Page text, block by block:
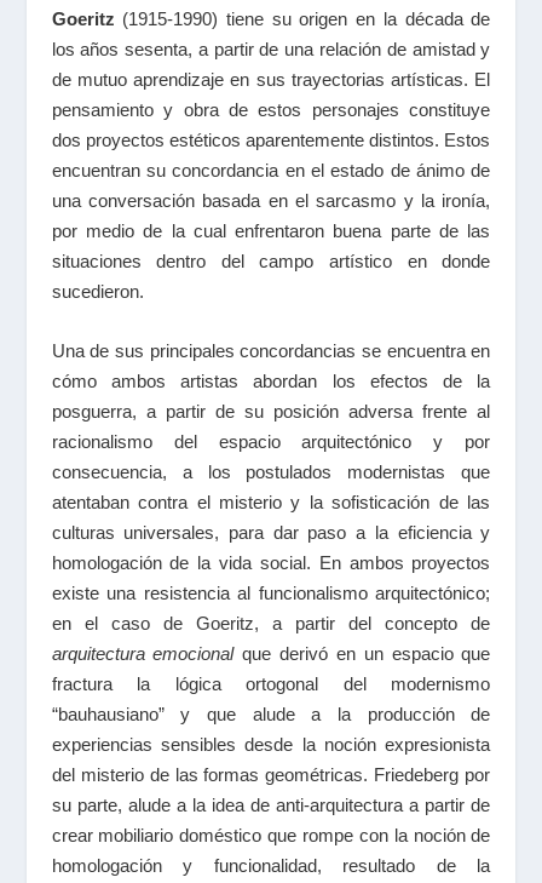
Goeritz (1915-1990) tiene su origen en la década de
los años sesenta, a partir de una relación de amistad y
de mutuo aprendizaje en sus trayectorias artísticas. El
pensamiento y obra de estos personajes constituye
dos proyectos estéticos aparentemente distintos. Estos
encuentran su concordancia en el estado de ánimo de
una conversación basada en el sarcasmo y la ironía,
por medio de la cual enfrentaron buena parte de las
situaciones dentro del campo artístico en donde
sucedieron.
Una de sus principales concordancias se encuentra en
cómo ambos artistas abordan los efectos de la
posguerra, a partir de su posición adversa frente al
racionalismo del espacio arquitectónico y por
consecuencia, a los postulados modernistas que
atentaban contra el misterio y la sofisticación de las
culturas universales, para dar paso a la eficiencia y
homologación de la vida social. En ambos proyectos
existe una resistencia al funcionalismo arquitectónico;
en el caso de Goeritz, a partir del concepto de
arquitectura emocionalque derivó en un espacio que
fractura la lógica ortogonal del modernismo
“bauhausiano” y que alude a la producción de
experiencias sensibles desde la noción expresionista
del misterio de las formas geométricas. Friedeberg por
su parte, alude a la idea de anti-arquitectura a partir de
crear mobiliario doméstico que rompe con la noción de
homologación y funcionalidad, resultado de la